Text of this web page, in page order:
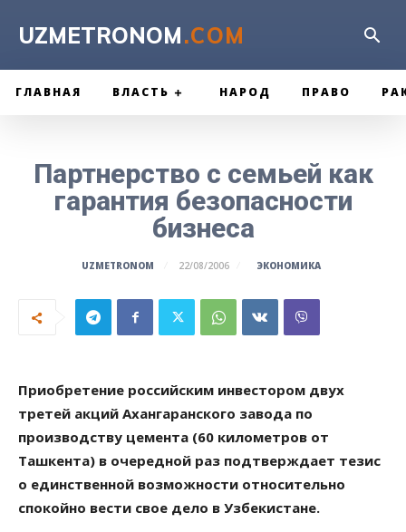
UZMETRONOM.COM
ГЛАВНАЯ ВЛАСТЬ НАРОД ПРАВО
Партнерство с семьей как
гарантия безопасности
бизнеса
UZMETRONOM 22/08/2006 ЭКОНОМИКА
Приобретение российским инвестором двух
третей акций Ахангаранского завода по
производству цемента (60 километров от
Ташкента) в очередной раз подтверждает тезис
о единственной возможности относительно
спокойно вести свое дело в Узбекистане.